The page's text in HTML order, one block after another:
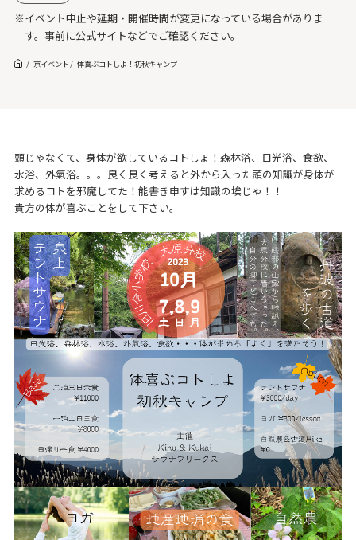
※イベント中止や延期・開催時間が変更になっている場合がありま
す。事前に公式サイトなどでご確認ください。
京イベント 体喜ぶコトしよ！初秋キャンプ
頭じゃなくて、身体が欲しているコトしょ！森林浴、日光浴、食欲、
水浴、外氣浴。。。良く良く考えると外から入った頭の知識が身体が
求めるコトを邪魔してた！能書き申すは知識の埃じゃ！！
貴方の体が喜ぶことをして下さい。